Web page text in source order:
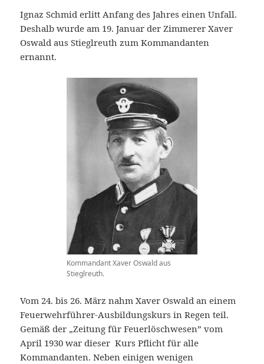
Ignaz Schmid erlitt Anfang des Jahres einen Unfall.
Deshalb wurde am 19. Januar der Zimmerer Xaver
Oswald aus Stieglreuth zum Kommandanten
ernannt.
Kommandant Xaver Oswald aus
Stieglreuth.
Vom 24. bis 26. März nahm Xaver Oswald an einem
Feuerwehrführer-Ausbildungskurs in Regen teil.
Gemäß der „Zeitung für Feuerlöschwesen” vom
April 1930 war dieser Kurs Pflicht für alle
Kommandanten. Neben einigen wenigen